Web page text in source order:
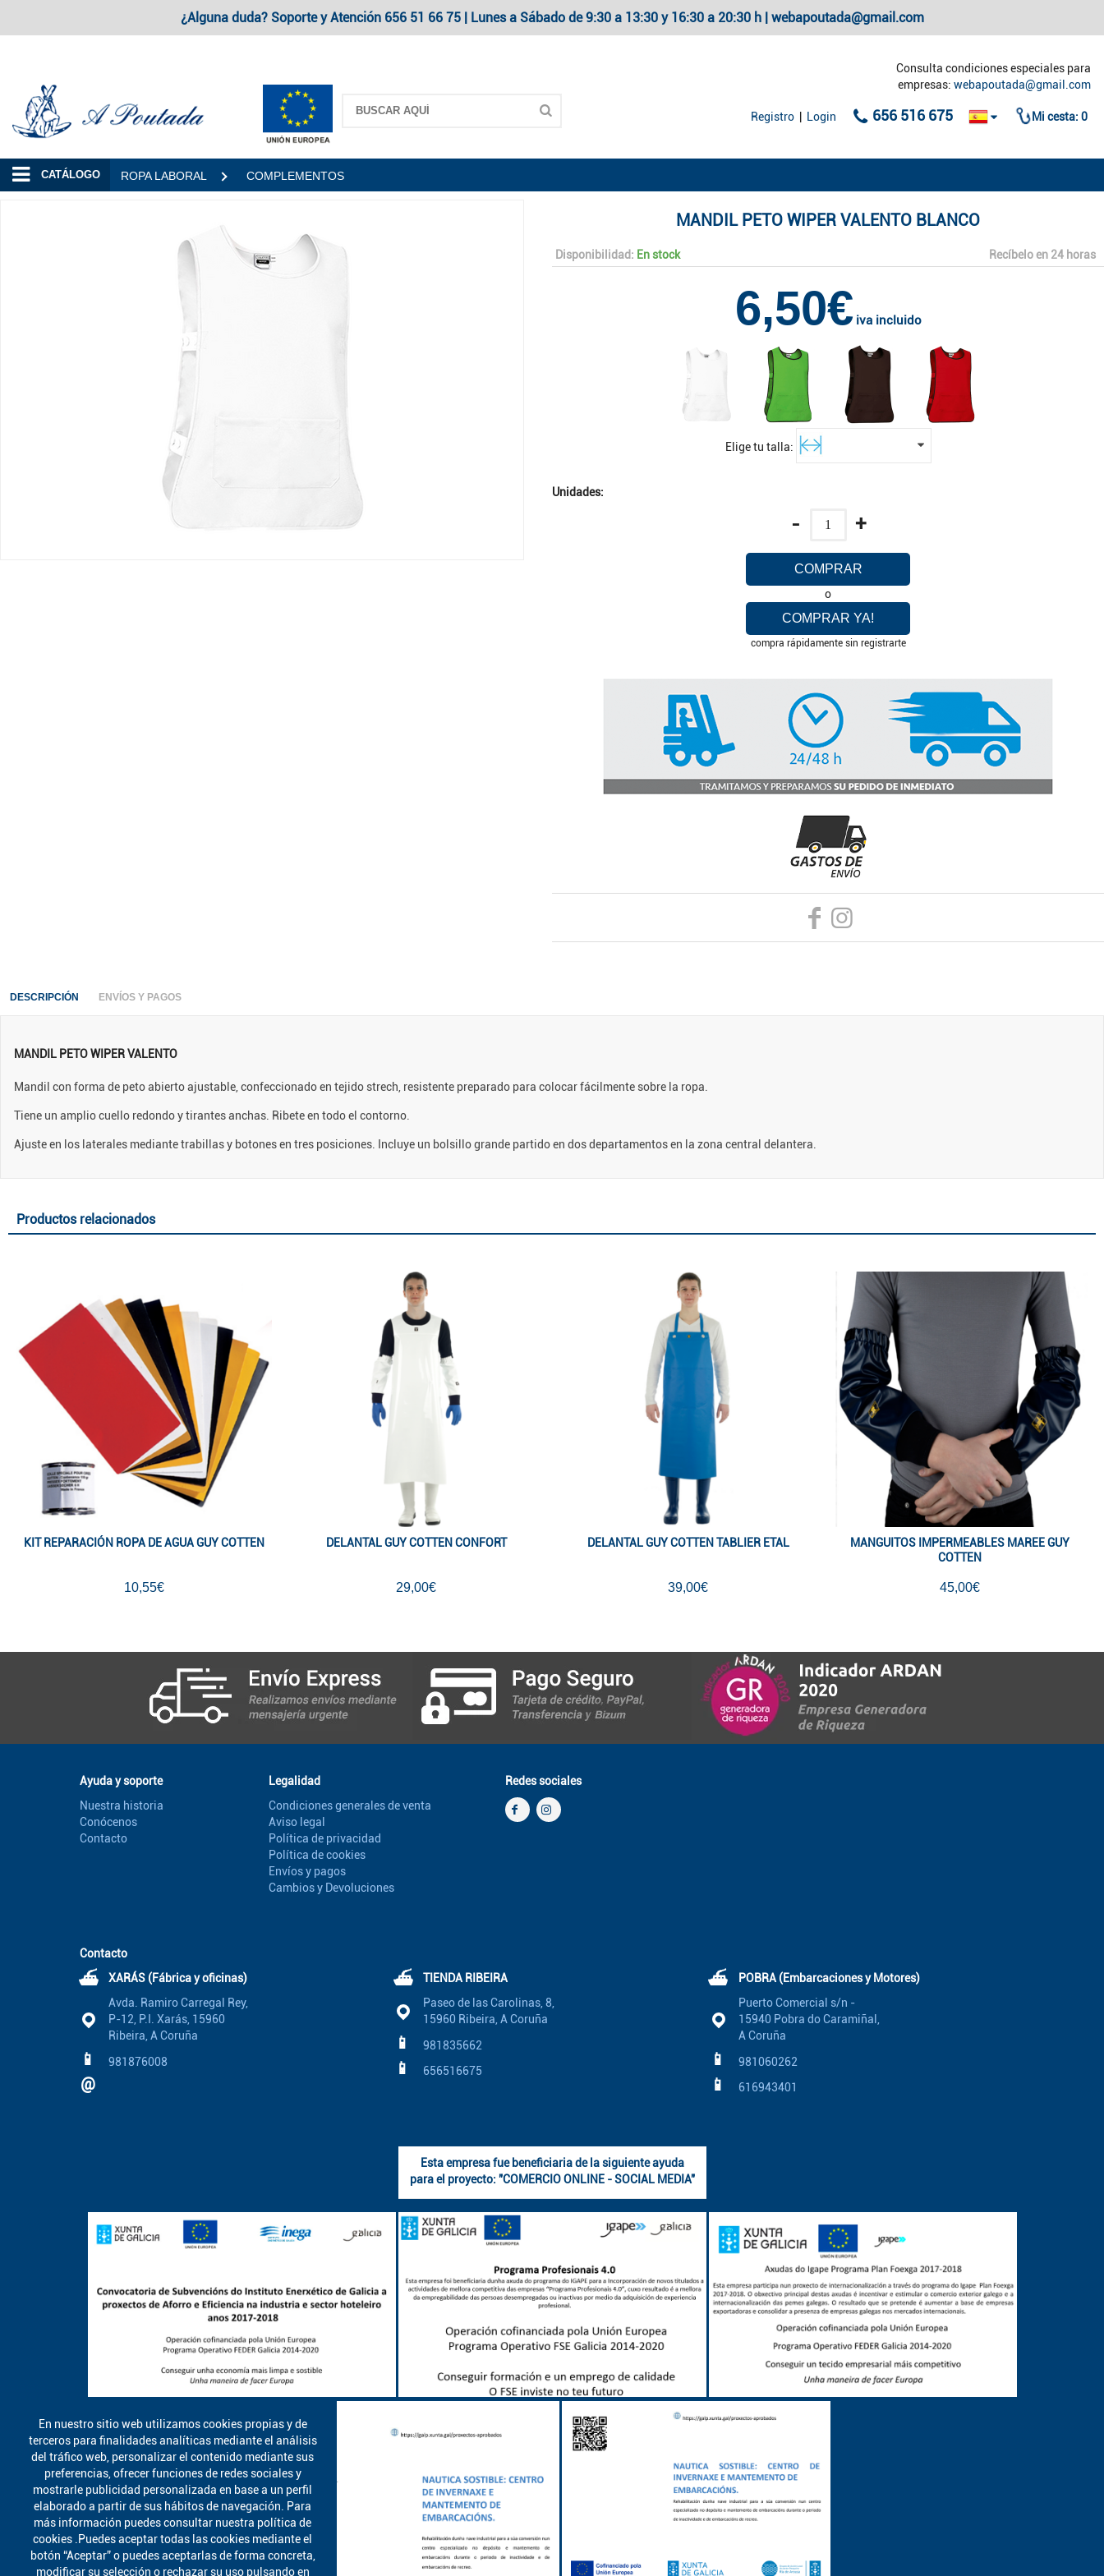
¿Alguna duda? Soporte y Atención 656 51 66 75 | Lunes a Sábado de 9:30 a 13:30 y 16:30 a 20:30 h | webapoutada@gmail.com
Consulta condiciones especiales para
empresas: webapoutada@gmail.com
Registro Login 656 516 675 Mi cesta: 0
CATÁLOGO ROPA LABORAL COMPLEMENTOS
MANDIL PETO WIPER VALENTO BLANCO
Disponibilidad: En stock Recíbelo en 24 horas
6,50€ iva incluido
Elige tu talla:
Unidades:
- +
COMPRAR
o
COMPRAR YA!
compra rápidamente sin registrarte
DESCRIPCIÓN ENVÍOS Y PAGOS
MANDIL PETO WIPER VALENTO
Mandil con forma de peto abierto ajustable, confeccionado en tejido strech, resistente preparado para colocar fácilmente sobre la ropa.
Tiene un amplio cuello redondo y tirantes anchas. Ribete en todo el contorno.
Ajuste en los laterales mediante trabillas y botones en tres posiciones. Incluye un bolsillo grande partido en dos departamentos en la zona central delantera.
Productos relacionados
KIT REPARACIÓN ROPA DE AGUA GUY COTTEN
10,55€
DELANTAL GUY COTTEN CONFORT
29,00€
DELANTAL GUY COTTEN TABLIER ETAL
39,00€
MANGUITOS IMPERMEABLES MAREE GUY
COTTEN
45,00€
En nuestro sitio web utilizamos cookies propias y de
terceros para finalidades analíticas mediante el análisis
del tráfico web, personalizar el contenido mediante sus
preferencias, ofrecer funciones de redes sociales y
mostrarle publicidad personalizada en base a un perfil
elaborado a partir de sus hábitos de navegación. Para
más información puedes consultar nuestra política de
cookies .Puedes aceptar todas las cookies mediante el
botón “Aceptar” o puedes aceptarlas de forma concreta,
modificar su selección o rechazar su uso pulsando en
Ayuda y soporte
Nuestra historia
Conócenos
Contacto
Legalidad
Condiciones generales de venta
Aviso legal
Política de privacidad
Política de cookies
Envíos y pagos
Cambios y Devoluciones
Redes sociales
Contacto
⛴
XARÁS (Fábrica y oficinas)
Avda. Ramiro Carregal Rey,
P-12, P.I. Xarás, 15960
Ribeira, A Coruña
📱 981876008
@
⛴
TIENDA RIBEIRA
Paseo de las Carolinas, 8,
15960 Ribeira, A Coruña
📱 981835662
📱 656516675
⛴
POBRA (Embarcaciones y Motores)
Puerto Comercial s/n -
15940 Pobra do Caramiñal,
A Coruña
📱 981060262
📱 616943401
Esta empresa fue beneficiaria de la siguiente ayuda
para el proyecto: "COMERCIO ONLINE - SOCIAL MEDIA"